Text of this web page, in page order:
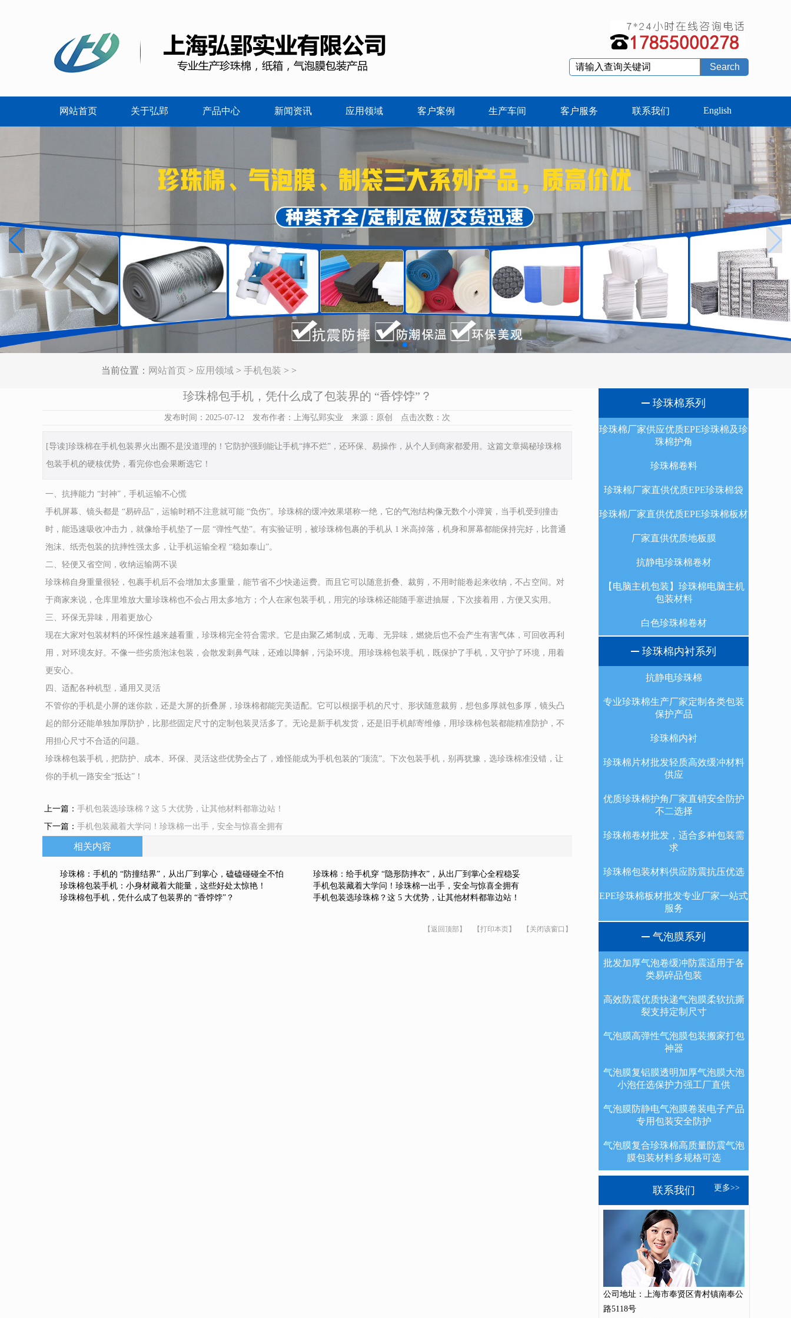
Search
网站首页 关于弘郢 产品中心 新闻资讯 应用领域 客户案例 生产车间 客户服务 联系我们 English
当前位置： 网站首页 > 应用领域 > 手机包装 > >
珍珠棉包手机，凭什么成了包装界的 “香饽饽”？
发布时间：2025-07-12 发布作者：上海弘郢实业 来源：原创 点击次数： 次
[导读]珍珠棉在手机包装界火出圈不是没道理的！它防护强到能让手机“摔不烂”，还环保、易操作，从个人到商家都爱用。这篇文章揭秘珍珠棉
包装手机的硬核优势，看完你也会果断选它！
一、抗摔能力 “封神”，手机运输不心慌
手机屏幕、镜头都是 “易碎品”，运输时稍不注意就可能 “负伤”。珍珠棉的缓冲效果堪称一绝，它的气泡结构像无数个小弹簧，当手机受到撞击
时，能迅速吸收冲击力，就像给手机垫了一层 “弹性气垫”。有实验证明，被珍珠棉包裹的手机从 1 米高掉落，机身和屏幕都能保持完好，比普通
泡沫、纸壳包装的抗摔性强太多，让手机运输全程 “稳如泰山”。​
二、轻便又省空间，收纳运输两不误​
珍珠棉自身重量很轻，包裹手机后不会增加太多重量，能节省不少快递运费。而且它可以随意折叠、裁剪，不用时能卷起来收纳，不占空间。对
于商家来说，仓库里堆放大量珍珠棉也不会占用太多地方；个人在家包装手机，用完的珍珠棉还能随手塞进抽屉，下次接着用，方便又实用。​
三、环保无异味，用着更放心​
现在大家对包装材料的环保性越来越看重，珍珠棉完全符合需求。它是由聚乙烯制成，无毒、无异味，燃烧后也不会产生有害气体，可回收再利
用，对环境友好。不像一些劣质泡沫包装，会散发刺鼻气味，还难以降解，污染环境。用珍珠棉包装手机，既保护了手机，又守护了环境，用着
更安心。​
四、适配各种机型，通用又灵活​
不管你的手机是小屏的迷你款，还是大屏的折叠屏，珍珠棉都能完美适配。它可以根据手机的尺寸、形状随意裁剪，想包多厚就包多厚，镜头凸
起的部分还能单独加厚防护，比那些固定尺寸的定制包装灵活多了。无论是新手机发货，还是旧手机邮寄维修，用珍珠棉包装都能精准防护，不
用担心尺寸不合适的问题。​
珍珠棉包装手机，把防护、成本、环保、灵活这些优势全占了，难怪能成为手机包装的“顶流”。下次包装手机，别再犹豫，选珍珠棉准没错，让
你的手机一路安全“抵达”！​
上一篇： 手机包装选珍珠棉？这 5 大优势，让其他材料都靠边站！
下一篇： 手机包装藏着大学问！珍珠棉一出手，安全与惊喜全拥有
相关内容
珍珠棉：手机的 “防撞结界”，从出厂到掌心，磕磕碰碰全不怕
珍珠棉：给手机穿 “隐形防摔衣”，从出厂到掌心全程稳妥
珍珠棉包装手机：小身材藏着大能量，这些好处太惊艳！
手机包装藏着大学问！珍珠棉一出手，安全与惊喜全拥有
珍珠棉包手机，凭什么成了包装界的 “香饽饽”？
手机包装选珍珠棉？这 5 大优势，让其他材料都靠边站！
【返回顶部】 【打印本页】 【关闭该窗口】
珍珠棉系列
珍珠棉厂家供应优质EPE珍珠棉及珍
珠棉护角
珍珠棉卷料
珍珠棉厂家直供优质EPE珍珠棉袋
珍珠棉厂家直供优质EPE珍珠棉板材
厂家直供优质地板膜
抗静电珍珠棉卷材
【电脑主机包装】珍珠棉电脑主机
包装材料
白色珍珠棉卷材
珍珠棉内衬系列
抗静电珍珠棉
专业珍珠棉生产厂家定制各类包装
保护产品
珍珠棉内衬
珍珠棉片材批发轻质高效缓冲材料
供应
优质珍珠棉护角厂家直销安全防护
不二选择
珍珠棉卷材批发，适合多种包装需
求
珍珠棉包装材料供应防震抗压优选
EPE珍珠棉板材批发专业厂家一站式
服务
气泡膜系列
批发加厚气泡卷缓冲防震适用于各
类易碎品包装
高效防震优质快递气泡膜柔软抗撕
裂支持定制尺寸
气泡膜高弹性气泡膜包装搬家打包
神器
气泡膜复铝膜透明加厚气泡膜大泡
小泡任选保护力强工厂直供
气泡膜防静电气泡膜卷装电子产品
专用包装安全防护
气泡膜复合珍珠棉高质量防震气泡
膜包装材料多规格可选
联系我们 更多>>
公司地址：上海市奉贤区青村镇南奉公
路5118号